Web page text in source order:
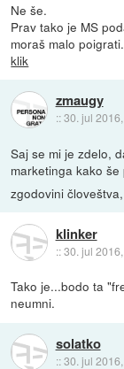
Ne še.
Prav tako je MS
moraš malo poigrati.
klik
zmaugy
::30. jul
Saj se mi je zdelo,
marketinga kako
zgodovini
klinker
::30. jul
Tako je...bodo ta
neumni.
solatko
::30. jul